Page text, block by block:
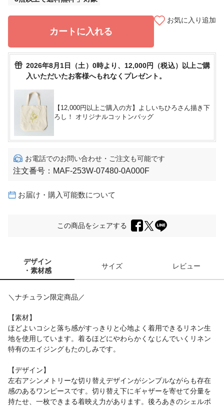
カートに入れる
お気に入り追加
2026年8月1日（土）0時より、12,000円（税込）以上ご購
入いただいたお客様へもれなくプレゼント。
【12,000円以上ご購入の方】よしいちひろさん描き下
ろし！ オリジナルコットンバッグ
お電話でのお問い合わせ・ご注文も可能です
注文番号： MAF-253W-07480-0A000F
お届け・購入可能数について
この商品をシェアする
デザイン
・素材感
サイズ レビュー
＼ナチュラン限定商品／
【素材】
ほどよいコシと落ち感がすっきりと心地よく着用できるリネン生
地を使用しています。着るほどにやわらかくなじんでいくリネン
特有のエイジングもたのしみです。
【デザイン】
左右アシンメトリーな切り替えデザインがシンプルながらも存在
感のあるワンピースです。切り替え下にギャザーを寄せて分量を
持たせ、一枚できまる着映え力があります。後ろあきのシェルボ